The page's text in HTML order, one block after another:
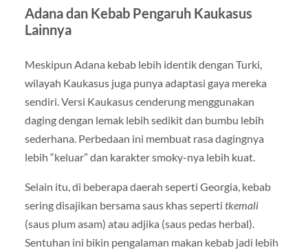
Adana dan Kebab Pengaruh Kaukasus
Lainnya
Meskipun Adana kebab lebih identik dengan Turki,
wilayah Kaukasus juga punya adaptasi gaya mereka
sendiri. Versi Kaukasus cenderung menggunakan
daging dengan lemak lebih sedikit dan bumbu lebih
sederhana. Perbedaan ini membuat rasa dagingnya
lebih “keluar” dan karakter smoky-nya lebih kuat.
Selain itu, di beberapa daerah seperti Georgia, kebab
sering disajikan bersama saus khas seperti tkemali
(saus plum asam) atau adjika (saus pedas herbal).
Sentuhan ini bikin pengalaman makan kebab jadi lebih